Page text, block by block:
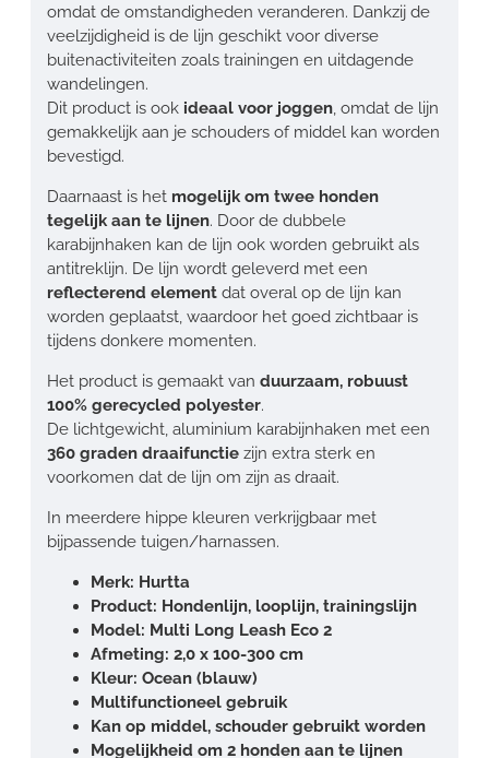
omdat de omstandigheden veranderen. Dankzij de
veelzijdigheid is de lijn geschikt voor diverse
buitenactiviteiten zoals trainingen en uitdagende
wandelingen.
Dit product is ook ideaal voor joggen, omdat de lijn
gemakkelijk aan je schouders of middel kan worden
bevestigd.
Daarnaast is het mogelijk om twee honden
tegelijk aan te lijnen. Door de dubbele
karabijnhaken kan de lijn ook worden gebruikt als
antitreklijn. De lijn wordt geleverd met een
reflecterend element dat overal op de lijn kan
worden geplaatst, waardoor het goed zichtbaar is
tijdens donkere momenten.
Het product is gemaakt van duurzaam, robuust
100% gerecycled polyester.
De lichtgewicht, aluminium karabijnhaken met een
360 graden draaifunctie zijn extra sterk en
voorkomen dat de lijn om zijn as draait.
In meerdere hippe kleuren verkrijgbaar met
bijpassende tuigen/harnassen.
Merk: Hurtta
Product: Hondenlijn, looplijn, trainingslijn
Model: Multi Long Leash Eco 2
Afmeting: 2,0 x 100-300 cm
Kleur: Ocean (blauw)
Multifunctioneel gebruik
Kan op middel, schouder gebruikt worden
Mogelijkheid om 2 honden aan te lijnen